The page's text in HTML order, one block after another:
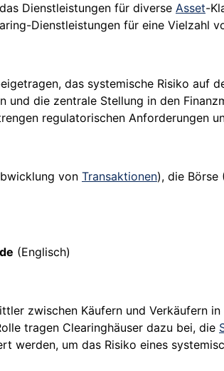
Dienstleistungen für diverse Asset-
Dienstleistungen für eine Vielzahl
das systemische Risiko auf
die zentrale Stellung in den
regulatorischen Anforderungen
von Transaktionen), die
(Englisch)
zwischen Käufern und Verkäufern
tragen Clearinghäuser dazu bei, die
werden, um das Risiko eines